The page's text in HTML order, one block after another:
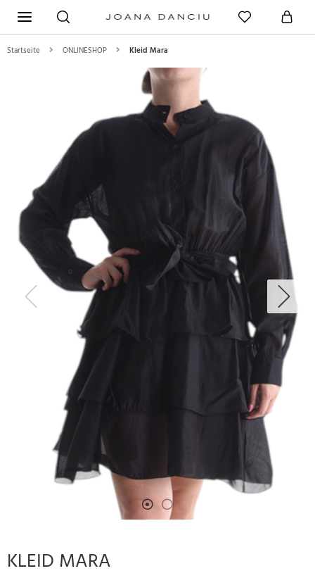
Startseite ONLINESHOP Kleid Mara
Previous Next
KLEID MARA